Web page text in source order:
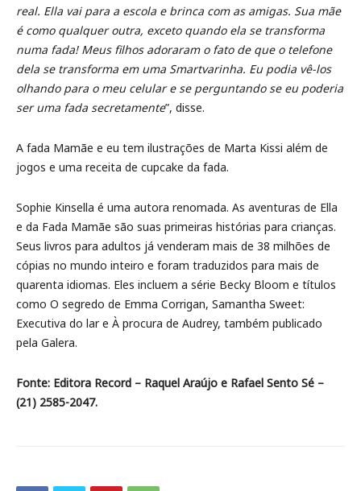
real. Ella vai para a escola e brinca com as amigas. Sua mãe
é como qualquer outra, exceto quando ela se transforma
numa fada! Meus filhos adoraram o fato de que o telefone
dela se transforma em uma Smartvarinha. Eu podia vê-los
olhando para o meu celular e se perguntando se eu poderia
ser uma fada secretamente”, disse.
A fada Mamãe e eu tem ilustrações de Marta Kissi além de
jogos e uma receita de cupcake da fada.
Sophie Kinsella é uma autora renomada. As aventuras de Ella
e da Fada Mamãe são suas primeiras histórias para crianças.
Seus livros para adultos já venderam mais de 38 milhões de
cópias no mundo inteiro e foram traduzidos para mais de
quarenta idiomas. Eles incluem a série Becky Bloom e títulos
como O segredo de Emma Corrigan, Samantha Sweet:
Executiva do lar e À procura de Audrey, também publicado
pela Galera.
Fonte: Editora Record – Raquel Araújo e Rafael Sento Sé –
(21) 2585-2047.